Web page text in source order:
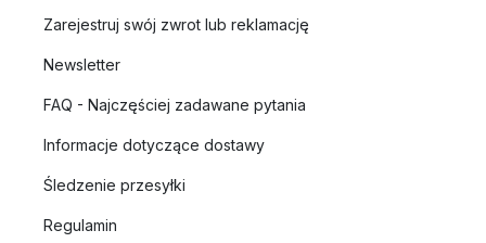
Zarejestruj swój zwrot lub reklamację
Newsletter
FAQ - Najczęściej zadawane pytania
Informacje dotyczące dostawy
Śledzenie przesyłki
Regulamin